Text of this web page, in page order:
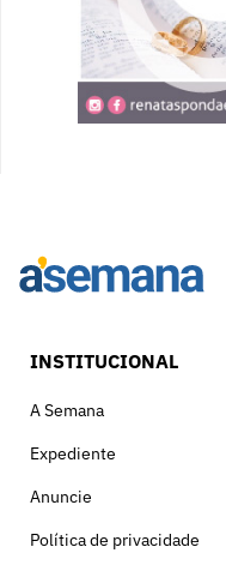
INSTITUCIONAL
A Semana
Expediente
Anuncie
Política de privacidade